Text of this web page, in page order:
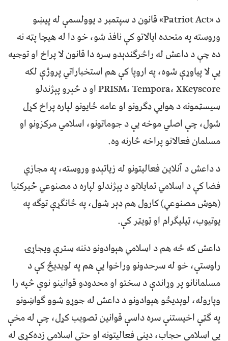
د «Patriot Act» قانون د سپتمبر د یوولسمې له پیښو
وروسته په متحده ایالاتو کې نافذ شو، خو دا له هیچا پټه نه
ده چې د داعش له راڅرګندېدو سره دا قانون لا پراخ او توجیه
یې لا پیاوړې شوه، په اروپا کې هم استخباراتي پروژې لکه
PRISM، Tempora، XKeyscore او د څېرو پېژندلو
سیسټمونه د هوايي ډګرونو او عامه ځایونو لپاره پراخ کړل
شول، چې اصلي موخه یې د جوماتونو، اسلامي مرکزونو او
مسلمان فعالانو پراخه څارنه وه.
د داعش د آنلاین فعالیتونو له زیاتېدو وروسته، په مجازي
فضا کې د اسلامي تمایلاتو د پېژندلو لپاره د مصنوعي ځیرکتیا
(هوش مصنوعي) کارول هم ډېر شول، په ځانګړې توګه په
یوتیوب، ټیلیګرام او ټویټر کې.
داعش که څه هم د اسلامي هېوادونو دننه سترې ویجاړۍ
راوستې، خو له سرحدونو وراخوا یې هم په لویدیځ کې د
مسلمانانو پر وړاندې د سختو او محدودو قوانینو نوې څپه را
وپاروله، لوېدیځو هېوادونو د داعش له جوړو شوو ګواښونو
په ګټې اخیستنې سره داسې قوانین تصویب کړل، چې له مخې
یې اسلامي حجاب، دیني فعالیتونه او حتی اسلامي زده‌کړې له